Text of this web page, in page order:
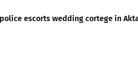
escorts wedding cortege in